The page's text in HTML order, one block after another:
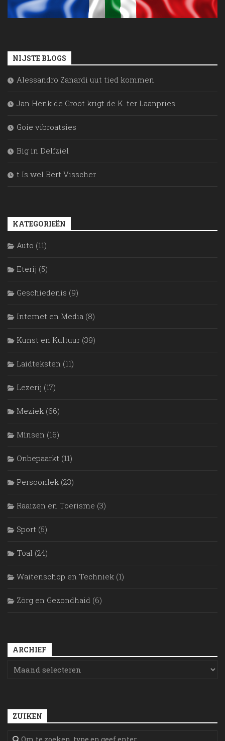
NIJSTE BLOGS
Alessandro Zanardi uut tied kommen
Jan Henk de Groot krigt de K. ter Laanpries
Goie vibroatsies
Big in Delfziel
t Is wel Bert Visscher
KATEGORIEËN
Auto (11)
Eterij (5)
Geschiedenis (9)
Internet en Media (8)
Kunst en Kultuur (39)
Laidteksten (11)
Lezerij (17)
Meziek (66)
Mìnsen (16)
Onbepaarkt (11)
Persoonlek (23)
Raaizen en Toerisme (3)
Sport (5)
Toal (24)
Waitenschop en Techniek (1)
Zörg en Gezondhaid (6)
ARCHIEF
ZUIKEN